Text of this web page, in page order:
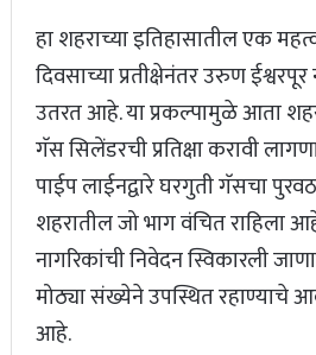
हा शहराच्या इतिहासातील एक
दिवसाच्या प्रतीक्षेनंतर उरुण
उतरत आहे. या प्रकल्पामुळे आता
गॅस सिलेंडरची प्रतिक्षा करावी
पाईप लाईनद्वारे घरगुती गॅसचा
शहरातील जो भाग वंचित राहिला
नागरिकांची निवेदन स्विकारली
मोठ्या संख्येने उपस्थित
आहे.